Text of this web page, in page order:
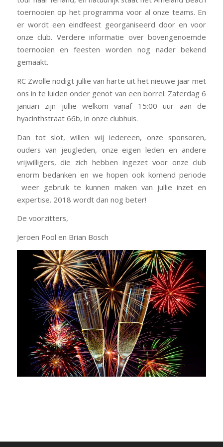
toernooien op het programma voor al onze teams. En
er wordt een eindfeest georganiseerd door en voor
onze club. Verdere informatie over bovengenoemde
toernooien en feesten worden nog nader bekend
gemaakt.
RC Zwolle nodigt jullie van harte uit het nieuwe jaar met
ons in te luiden onder genot van een borrel. Zaterdag 6
januari zijn jullie welkom vanaf 15:00 uur aan de
hyacinthstraat 66b, in onze clubhuis.
Dan tot slot, willen wij iedereen, onze sponsoren,
ouders van jeugleden, onze eigen leden en andere
vrijwilligers, die zich hebben ingezet voor onze club
enorm bedanken en we hopen ook komend periode
weer gebruik te kunnen maken van jullie inzet en
expertise. 2018 wordt dan nog beter!
De voorzitters,
Jeroen Pool en Brian Bosch